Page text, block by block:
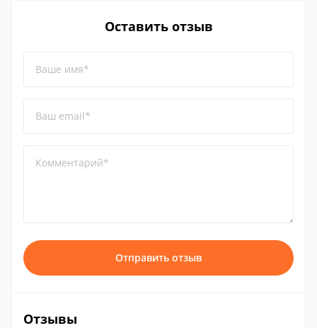
Оставить отзыв
Ваше имя*
Ваш email*
Комментарий*
Отправить отзыв
Отзывы